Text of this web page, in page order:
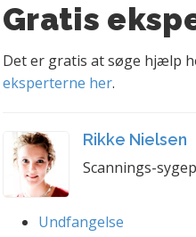
Gratis
Det er gratis at søge hjælp
eksperterne her.
Rikke Nielsen
Scannings-
Undfangelse